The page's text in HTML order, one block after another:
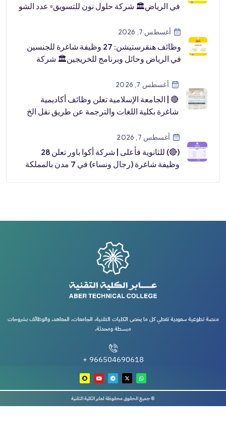
في الرياض🏛 شركة حلول نون للتسويق▫️ عدد الشو
أغسطس 7, 2026
وظائف هنقرستيشن: 27 وظيفة شاغرة للجنسين
في الرياض وحائل وبرنامج للخريجين🏛 شركة
أغسطس 7, 2026
🔴 | الجامعة الإسلامية تعلن وظائف أكاديمية
شاغرة بكلية اللغات والترجمة عن طريق نقل الخ
أغسطس 7, 2026
(🔴) للثانوية فأعلى | شركة أكوا باور تعلن 28
وظيفة شاغرة (رجال ونساء) في 7 مدن بالمملكة
منصة تطوعية سعودية تغطي كل ما يخص الكليات التقنية، الجامعات، المعاهد، والوظائف بشروحات
مبسطة ومحدثة.
966504690618 +
© جميع الحقوق محفوظة لعابر الكلية التقنية